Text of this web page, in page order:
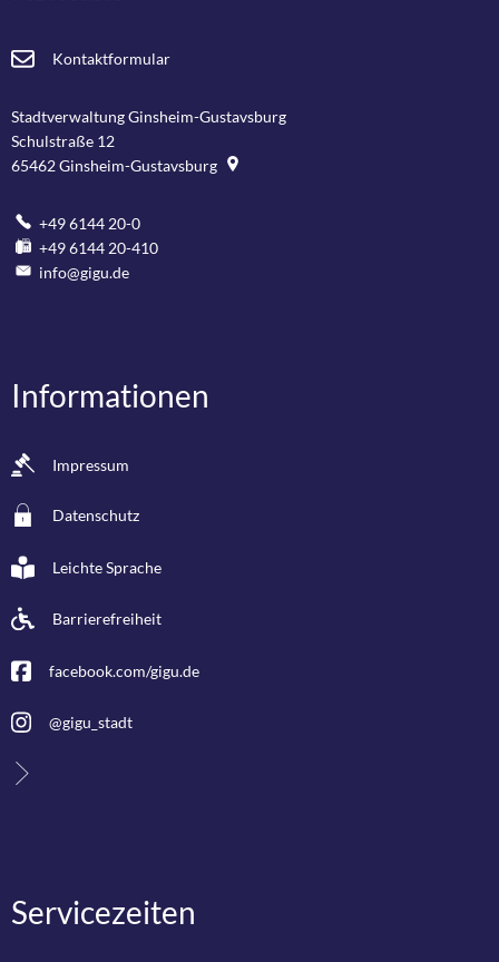
Kontaktformular
Stadtverwaltung Ginsheim-Gustavsburg
Schulstraße 12
65462Ginsheim-Gustavsburg
+49 6144 20-0
+49 6144 20-410
info@gigu.de
Informationen
Impressum
Datenschutz
Leichte Sprache
Barrierefreiheit
facebook.com/gigu.de
@gigu_stadt
Servicezeiten